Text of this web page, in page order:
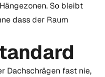
So bleibt
dass der Raum
Dachschrägen fast nie,